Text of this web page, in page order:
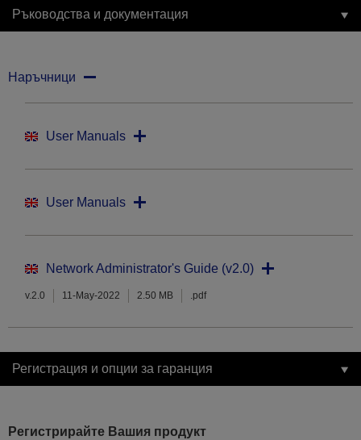
Ръководства и документация
Наръчници
User Manuals
User Manuals
Network Administrator's Guide (v2.0)
v.2.0 11-May-2022 2.50 MB .pdf
Регистрация и опции за гаранция
Регистрирайте Вашия продукт